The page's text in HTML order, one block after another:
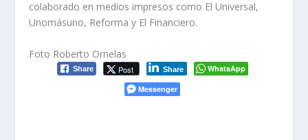
colaborado en medios impresos como El Universal,
Unomásuno, Reforma y El Financiero.
Foto Roberto Ornelas
Share Post Share
WhatsApp
Messenger